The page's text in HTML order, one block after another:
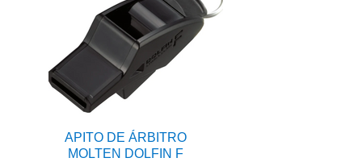
APITO DE ÁRBITRO
MOLTEN DOLFIN F